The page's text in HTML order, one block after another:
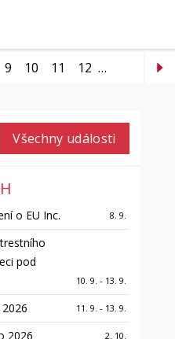
9 10 11 12 …
Všechny události
o EU Inc. 8. 9.
pod
10. 9. - 13. 9.
11. 9. - 13. 9.
2026 2. 10.